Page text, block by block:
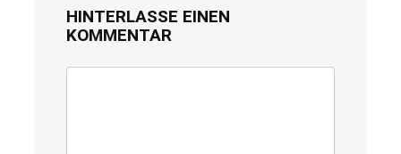
HINTERLASSE EINEN
KOMMENTAR